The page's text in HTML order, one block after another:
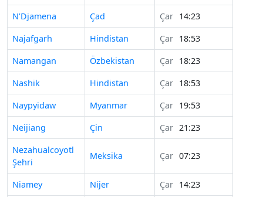
N'Djamena
Çad Çar 14:23
Najafgarh
Hindistan Çar 18:53
Namangan
Özbekistan Çar 18:23
Nashik
Hindistan Çar 18:53
Naypyidaw
Myanmar Çar 19:53
Neijiang
Çin Çar 21:23
Nezahualcoyotl
Şehri
Meksika Çar 07:23
Niamey Nijer Çar 14:23